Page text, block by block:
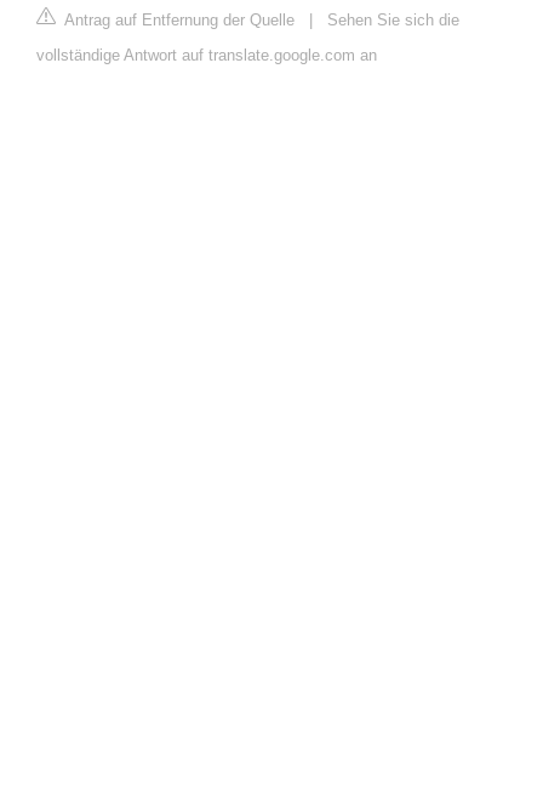
Antrag auf Entfernung der Quelle | Sehen Sie sich die
vollständige Antwort auf translate.google.com an